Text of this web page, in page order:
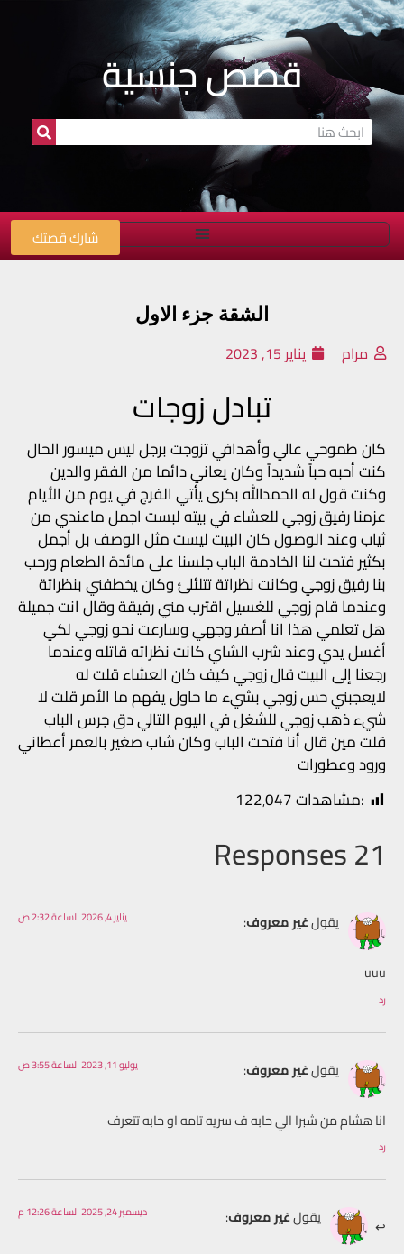
قصص جنسية
شارك قصتك
الشقة جزء الاول
مرام يناير 15, 2023
تبادل زوجات
كان طموحي عالي وأهدافي تزوجت برجل ليس ميسور الحال
كنت أحبه حباً شديداً وكان يعاني دائما من الفقر والدين
وكنت قول له الحمدالله بكرى يأتي الفرج في يوم من الأيام
عزمنا رفيق زوجي للعشاء في بيته لبست اجمل ماعندي من
ثياب وعند الوصول كان البيت ليست مثل الوصف بل أجمل
بكثير فتحت لنا الخادمة الباب جلسنا على مائدة الطعام ورحب
بنا رفيق زوجي وكانت نظراتة تتلئلئ وكان يخطفني بنظراتة
وعندما قام زوجي للغسيل اقترب مني رفيقة وقال انت جميلة
هل تعلمي هذا انا أصفر وجهي وسارعت نحو زوجي لكي
أغسل يدي وعند شرب الشاي كانت نظراته قاتله وعندما
رجعنا إلى البيت قال زوجي كيف كان العشاء قلت له
لايعجبني حس زوجي بشيء ما حاول يفهم ما الأمر قلت لا
شيء ذهب زوجي للشغل في اليوم التالي دق جرس الباب
قلت مين قال أنا فتحت الباب وكان شاب صغير بالعمر أعطاني
ورود وعطورات
:مشاهدات122٬047
21 Responses
يقولغير معروف: يناير 4, 2026 الساعة 2:32 ص
uuu
رد
يقولغير معروف: يوليو 11, 2023 الساعة 3:55 ص
انا هشام من شبرا الي حابه ف سريه تامه او حابه تتعرف
رد
يقولغير معروف: ديسمبر 24, 2025 الساعة 12:26 م